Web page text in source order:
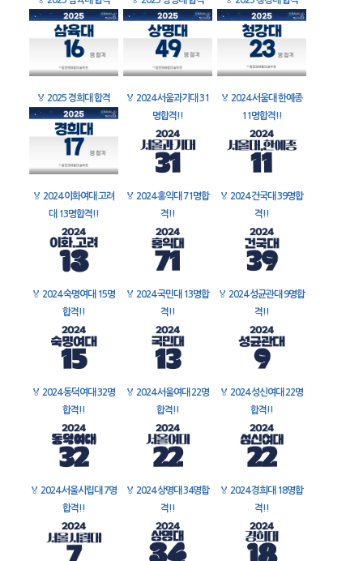
🏅 2025 경희대 합격 🏅 2024 서울과기대 31
명합격!!
🏅 2024 서울대 한예종
11명합격!!
🏅 2024 이화여대 고려
대 13명합격!!
🏅 2024 홍익대 71명합
격!!
🏅 2024 건국대 39명합
격!!
🏅 2024 숙명여대 15명
합격!!
🏅 2024 국민대 13명합
격!!
🏅 2024 성균관대 9명합
격!!
🏅 2024 동덕여대 32명
합격!!
🏅 2024 서울여대 22명
합격!!
🏅 2024 성신여대 22명
합격!!
🏅 2024 서울시립대 7명
합격!!
🏅 2024 상명대 34명합
격!!
🏅 2024 경희대 18명합
격!!